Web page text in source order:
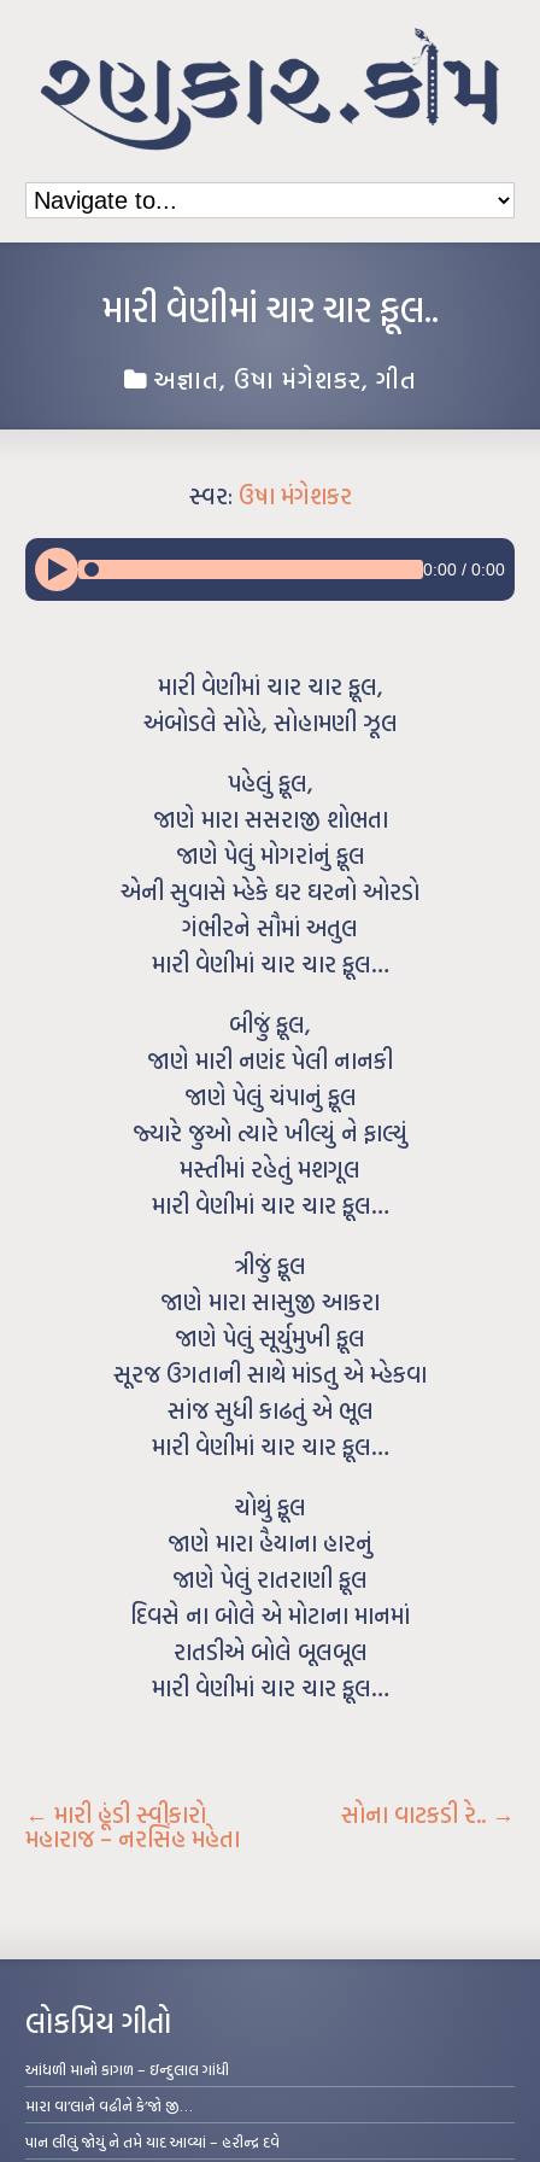
મારી વેણીમાં ચાર ચાર ફૂલ..
અજ્ઞાત, ઉષા મંગેશકર, ગીત
સ્વર: ઉષા મંગેશકર
0:00/ 0:00
મારી વેણીમાં ચાર ચાર ફૂલ,
અંબોડલે સોહે, સોહામણી ઝૂલ
પહેલું ફૂલ,
જાણે મારા સસરાજી શોભતા
જાણે પેલું મોગરાંનું ફૂલ
એની સુવાસે મ્હેકે ઘર ઘરનો ઓરડો
ગંભીરને સૌમાં અતુલ
મારી વેણીમાં ચાર ચાર ફૂલ…
બીજું ફૂલ,
જાણે મારી નણંદ પેલી નાનકી
જાણે પેલું ચંપાનું ફૂલ
જ્યારે જુઓ ત્યારે ખીલ્યું ને ફાલ્યું
મસ્તીમાં રહેતું મશગૂલ
મારી વેણીમાં ચાર ચાર ફૂલ…
ત્રીજું ફૂલ
જાણે મારા સાસુજી આકરા
જાણે પેલું સૂર્યુમુખી ફૂલ
સૂરજ ઉગતાની સાથે માંડતુ એ મ્હેકવા
સાંજ સુધી કાઢતું એ ભૂલ
મારી વેણીમાં ચાર ચાર ફૂલ…
ચોથું ફૂલ
જાણે મારા હૈયાના હારનું
જાણે પેલું રાતરાણી ફૂલ
દિવસે ના બોલે એ મોટાના માનમાં
રાતડીએ બોલે બૂલબૂલ
મારી વેણીમાં ચાર ચાર ફૂલ…
← મારી હૂંડી સ્વીકારો
મહારાજ – નરસિંહ મહેતા
સોના વાટકડી રે.. →
લોકપ્રિય ગીતો
આંધળી માનો કાગળ – ઇન્દુલાલ ગાંધી
મારા વા’લાને વઢીને કે’જો જી…
પાન લીલું જોયું ને તમે યાદ આવ્યાં – હરીન્દ્ર દવે